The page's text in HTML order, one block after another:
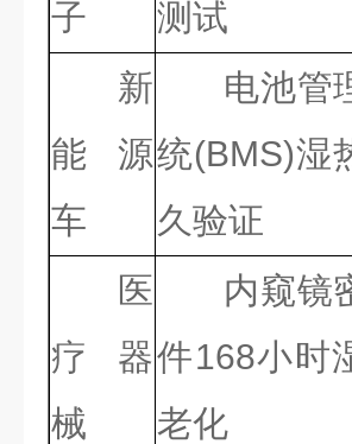
子 测试
新
能源
车
电池管
统(BMS)湿
久验证
医
疗器
械
内窥镜
件168小时
老化